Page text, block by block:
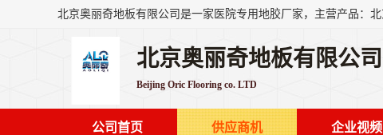
北京奥丽奇地板有限公司
Beijing Oric Flooring co. LTD
公司首页 供应商机 企业视频